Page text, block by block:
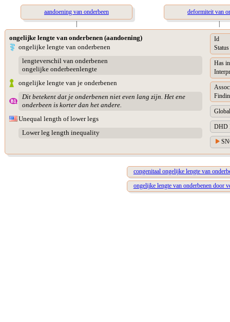
aandoening van onderbeen
deformiteit van
|
|
ongelijke lengte van onderbenen (aandoening)
ongelijke lengte van onderbenen
lengteverschil van onderbenen
ongelijke onderbeenlengte
ongelijke lengte van je onderbenen
Dit betekent dat je onderbenen niet even lang zijn. Het ene
onderbeen is korter dan het andere.
Unequal length of lower legs
Lower leg length inequality
Id
Status
Has
DHD
congenitaal ongelijke lengte van
ongelijke lengte van onderbenen door